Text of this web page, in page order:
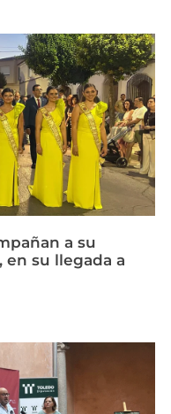
a su
en su llegada a